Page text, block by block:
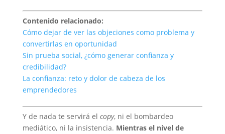
Contenido relacionado:
Cómo dejar de ver las objeciones como problema y
convertirlas en oportunidad
Sin prueba social, ¿cómo generar confianza y
credibilidad?
La confianza: reto y dolor de cabeza de los
emprendedores
Y de nada te servirá el copy, ni el bombardeo
mediático, ni la insistencia. Mientras el nivel de